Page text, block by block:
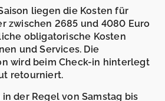
liegen die Kosten für
zwischen 2685 und 4080 Euro
obligatorische Kosten
und Services. Die
wird beim Check-in hinterlegt
retourniert.
der Regel von Samstag bis